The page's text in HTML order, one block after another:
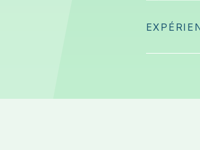
droit